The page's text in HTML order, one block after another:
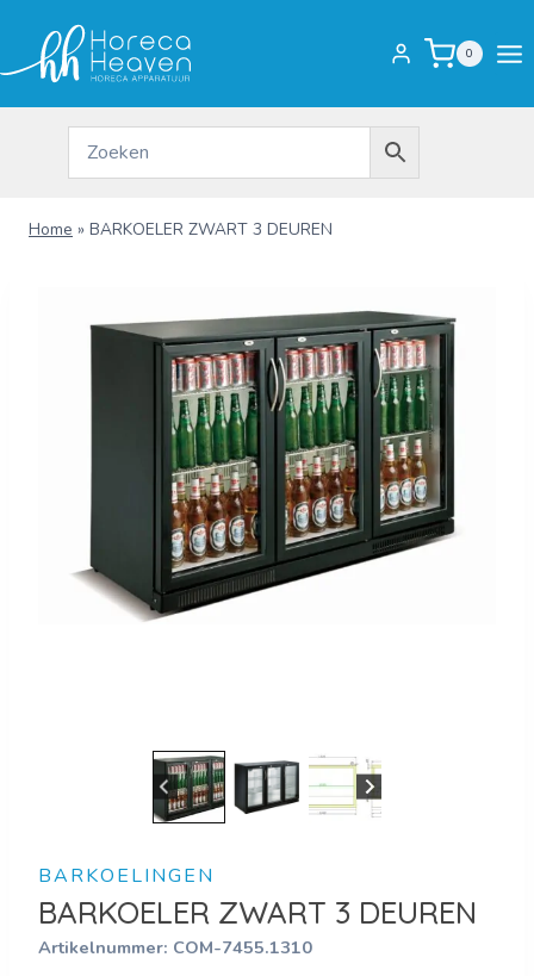
inhoud
0
Home » BARKOELER ZWART 3 DEUREN
BARKOELINGEN
BARKOELER ZWART 3 DEUREN
Artikelnummer: COM-7455.1310